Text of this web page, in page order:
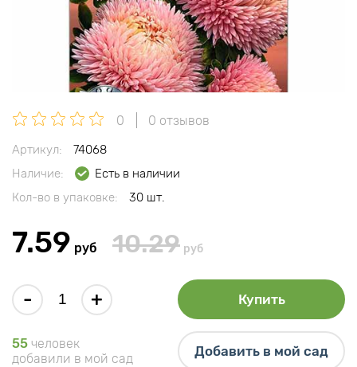
0 0 отзывов
Артикул:
74068
Наличие:
Есть в наличии
Кол-во в упаковке:
30 шт.
7.59 руб 10.29 руб
- + Купить
55 человек
добавили в мой сад
Добавить в мой сад